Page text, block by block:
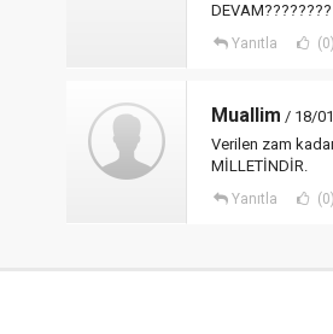
DEVAM????????
Yanıtla (0)
Muallim / 18/
Verilen zam
MİLLETİNDİR.
Yanıtla (0)